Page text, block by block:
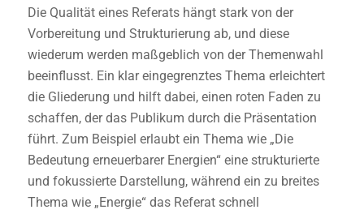
Die Qualität eines Referats hängt stark von der
Vorbereitung und Strukturierung ab, und diese
wiederum werden maßgeblich von der Themenwahl
beeinflusst. Ein klar eingegrenztes Thema erleichtert
die Gliederung und hilft dabei, einen roten Faden zu
schaffen, der das Publikum durch die Präsentation
führt. Zum Beispiel erlaubt ein Thema wie „Die
Bedeutung erneuerbarer Energien“ eine strukturierte
und fokussierte Darstellung, während ein zu breites
Thema wie „Energie“ das Referat schnell